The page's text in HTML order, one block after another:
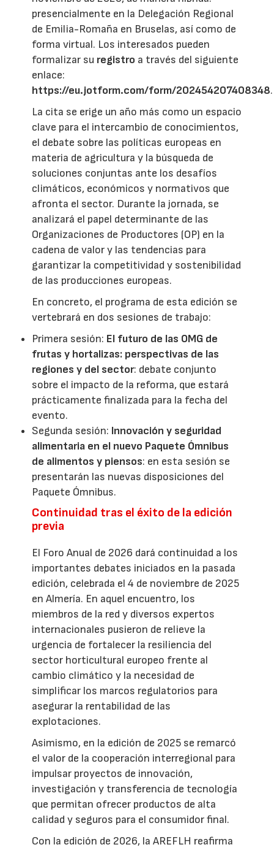
presencialmente en la Delegación Regional
de Emilia-Romaña en Bruselas, así como de
forma virtual. Los interesados pueden
formalizar su registro a través del siguiente
enlace:
https://eu.jotform.com/form/202454207408348.
La cita se erige un año más como un espacio
clave para el intercambio de conocimientos,
el debate sobre las políticas europeas en
materia de agricultura y la búsqueda de
soluciones conjuntas ante los desafíos
climáticos, económicos y normativos que
afronta el sector. Durante la jornada, se
analizará el papel determinante de las
Organizaciones de Productores (OP) en la
cadena de valor y las tendencias para
garantizar la competitividad y sostenibilidad
de las producciones europeas.
En concreto, el programa de esta edición se
vertebrará en dos sesiones de trabajo:
Primera sesión: El futuro de las OMG de
frutas y hortalizas: perspectivas de las
regiones y del sector: debate conjunto
sobre el impacto de la reforma, que estará
prácticamente finalizada para la fecha del
evento.
Segunda sesión: Innovación y seguridad
alimentaria en el nuevo Paquete Ómnibus
de alimentos y piensos: en esta sesión se
presentarán las nuevas disposiciones del
Paquete Ómnibus.
Continuidad tras el éxito de la edición
previa
El Foro Anual de 2026 dará continuidad a los
importantes debates iniciados en la pasada
edición, celebrada el 4 de noviembre de 2025
en Almería. En aquel encuentro, los
miembros de la red y diversos expertos
internacionales pusieron de relieve la
urgencia de fortalecer la resiliencia del
sector horticultural europeo frente al
cambio climático y la necesidad de
simplificar los marcos regulatorios para
asegurar la rentabilidad de las
explotaciones.
Asimismo, en la edición de 2025 se remarcó
el valor de la cooperación interregional para
impulsar proyectos de innovación,
investigación y transferencia de tecnología
que permitan ofrecer productos de alta
calidad y seguros para el consumidor final.
Con la edición de 2026, la AREFLH reafirma